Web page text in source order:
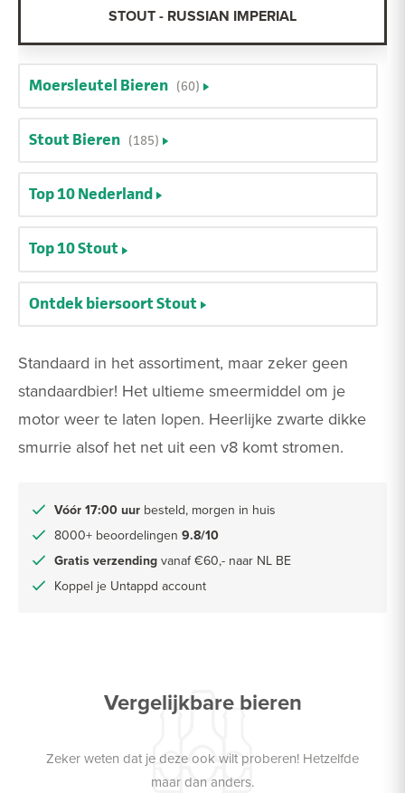
Standaard in het assortiment, maar zeker geen
standaardbier! Het ultieme smeermiddel om je
motor weer te laten lopen. Heerlijke zwarte dikke
smurrie alsof het net uit een v8 komt stromen.
Vóór 17:00 uur besteld, morgen in huis
8000+ beoordelingen 9.8/10
Gratis verzending vanaf €60,- naar NL BE
Koppel je Untappd account
STOUT - RUSSIAN IMPERIAL
Moersleutel Bieren (60)
Stout Bieren (185)
Top 10 Nederland
Top 10 Stout
Ontdek biersoort Stout
Vergelijkbare bieren
Zeker weten dat je deze ook wilt proberen! Hetzelfde
maar dan anders.